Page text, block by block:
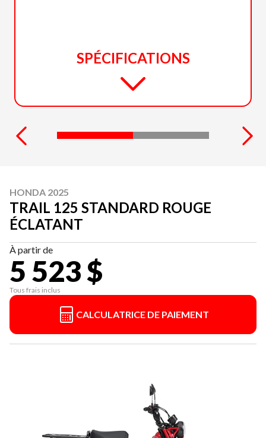
SPÉCIFICATIONS
HONDA 2025
TRAIL 125 STANDARD ROUGE
ÉCLATANT
À partir de
5 523 $
Tous frais inclus
CALCULATRICE DE PAIEMENT